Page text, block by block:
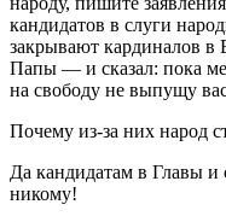
кандидатов в слуги
закрывают кардиналов в
Папы — и сказал: пока
на свободу не выпущу
Почему из-за них народ
Да кандидатам в Главы
никому!